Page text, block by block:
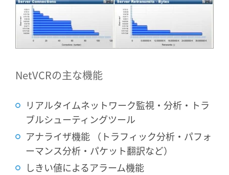
NetVCRの主な機能
リアルタイムネットワーク監視・分析・トラ
ブルシューティングツール
アナライザ機能 （トラフィック分析・パフォ
ーマンス分析・パケット翻訳など）
しきい値によるアラーム機能